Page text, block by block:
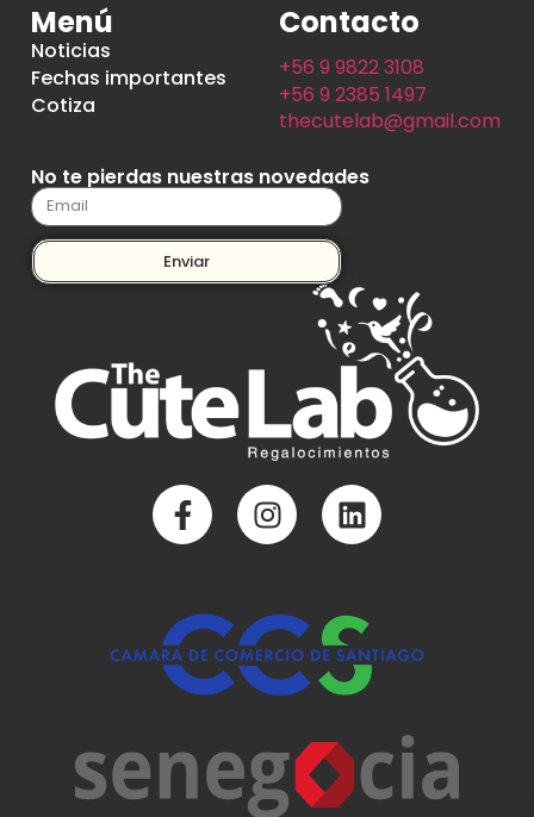
Menú
Noticias
Fechas importantes
Cotiza
Contacto
+56 9 9822 3108
+56 9 2385 1497
thecutelab@gmail.com
No te pierdas nuestras novedades
Enviar